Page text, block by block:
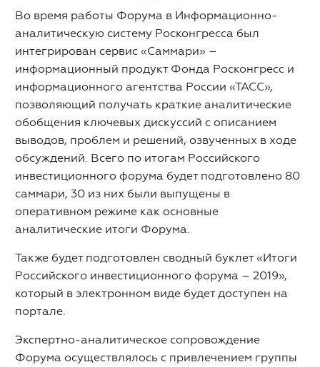
Во время работы Форума в Информационно-
аналитическую систему Росконгресса был
интегрирован сервис «Саммари» –
информационный продукт Фонда Росконгресс и
информационного агентства России «ТАСС»,
позволяющий получать краткие аналитические
обобщения ключевых дискуссий с описанием
выводов, проблем и решений, озвученных в ходе
обсуждений. Всего по итогам Российского
инвестиционного форума будет подготовлено 80
саммари, 30 из них были выпущены в
оперативном режиме как основные
аналитические итоги Форума.
Также будет подготовлен сводный буклет «Итоги
Российского инвестиционного форума – 2019»,
который в электронном виде будет доступен на
портале.
Экспертно-аналитическое сопровождение
Форума осуществлялось с привлечением группы